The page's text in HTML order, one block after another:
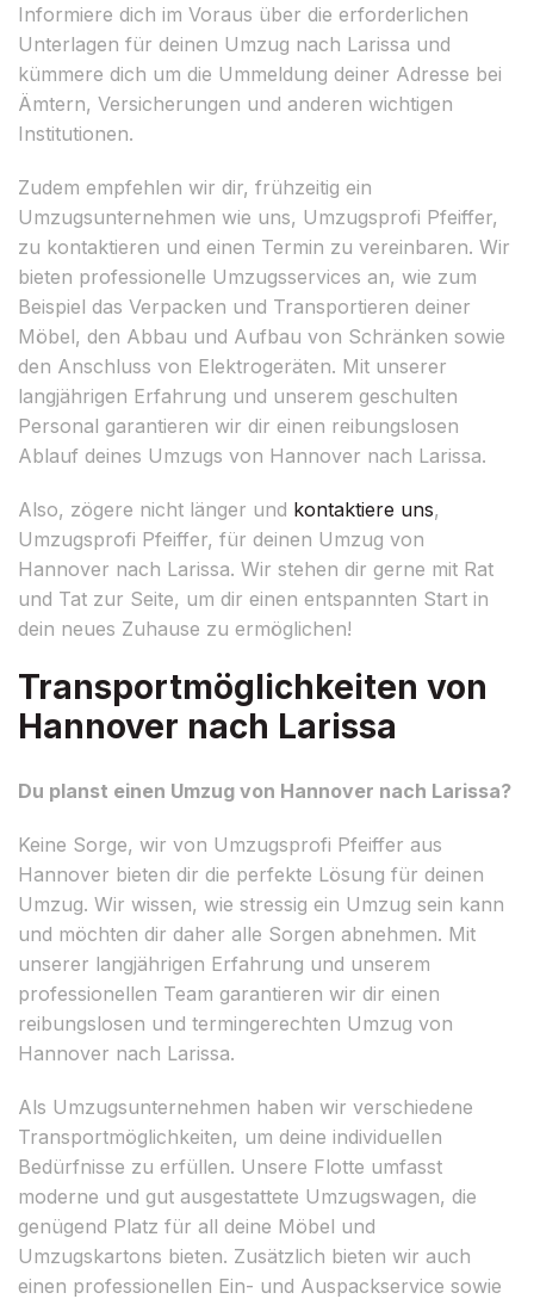
Informiere dich im Voraus über die erforderlichen
Unterlagen für deinen Umzug nach Larissa und
kümmere dich um die Ummeldung deiner Adresse bei
Ämtern, Versicherungen und anderen wichtigen
Institutionen.
Zudem empfehlen wir dir, frühzeitig ein
Umzugsunternehmen wie uns, Umzugsprofi Pfeiffer,
zu kontaktieren und einen Termin zu vereinbaren. Wir
bieten professionelle Umzugsservices an, wie zum
Beispiel das Verpacken und Transportieren deiner
Möbel, den Abbau und Aufbau von Schränken sowie
den Anschluss von Elektrogeräten. Mit unserer
langjährigen Erfahrung und unserem geschulten
Personal garantieren wir dir einen reibungslosen
Ablauf deines Umzugs von Hannover nach Larissa.
Also, zögere nicht länger und kontaktiere uns,
Umzugsprofi Pfeiffer, für deinen Umzug von
Hannover nach Larissa. Wir stehen dir gerne mit Rat
und Tat zur Seite, um dir einen entspannten Start in
dein neues Zuhause zu ermöglichen!
Transportmöglichkeiten von
Hannover nach Larissa
Du planst einen Umzug von Hannover nach Larissa?
Keine Sorge, wir von Umzugsprofi Pfeiffer aus
Hannover bieten dir die perfekte Lösung für deinen
Umzug. Wir wissen, wie stressig ein Umzug sein kann
und möchten dir daher alle Sorgen abnehmen. Mit
unserer langjährigen Erfahrung und unserem
professionellen Team garantieren wir dir einen
reibungslosen und termingerechten Umzug von
Hannover nach Larissa.
Als Umzugsunternehmen haben wir verschiedene
Transportmöglichkeiten, um deine individuellen
Bedürfnisse zu erfüllen. Unsere Flotte umfasst
moderne und gut ausgestattete Umzugswagen, die
genügend Platz für all deine Möbel und
Umzugskartons bieten. Zusätzlich bieten wir auch
einen professionellen Ein- und Auspackservice sowie